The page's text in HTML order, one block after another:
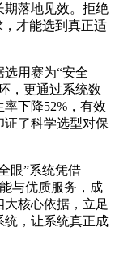
期落地见效。拒绝
才能选到真正适
用赛为“安全
，更通过系统数
下降52%，有效
证了科学选型对保
眼”系统凭借
与优质服务，成
核心依据，立足
统，让系统真正成